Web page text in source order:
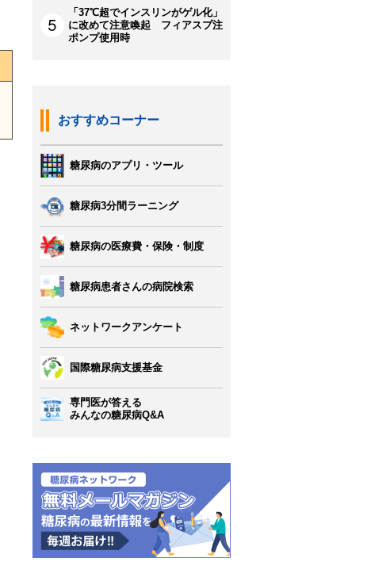
「37℃超でインスリンがゲル化」
に改めて注意喚起 フィアスプ注
ポンプ使用時
おすすめコーナー
糖尿病のアプリ・ツール
糖尿病3分間ラーニング
糖尿病の医療費・保険・制度
糖尿病患者さんの病院検索
ネットワークアンケート
国際糖尿病支援基金
専門医が答える
みんなの糖尿病Q&A